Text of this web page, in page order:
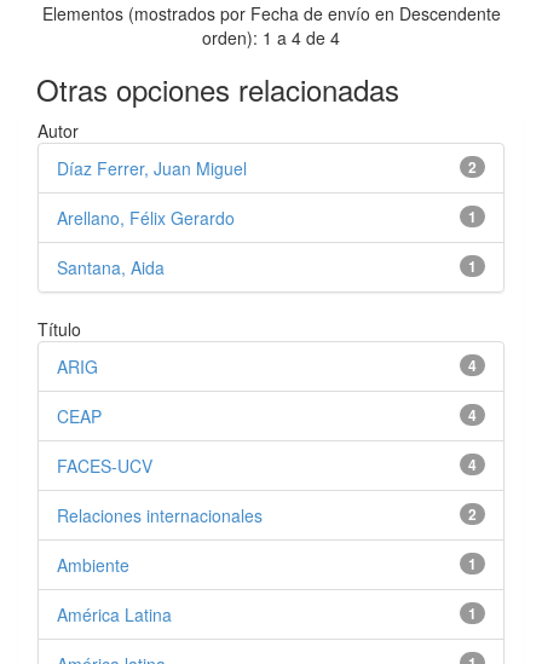
Elementos (mostrados por Fecha de envío en Descendente
orden): 1 a 4 de 4
Otras opciones relacionadas
Autor
2
Díaz Ferrer, Juan Miguel
1
Arellano, Félix Gerardo
1
Santana, Aida
Título
4
ARIG
4
CEAP
4
FACES-UCV
2
Relaciones internacionales
1
Ambiente
1
América Latina